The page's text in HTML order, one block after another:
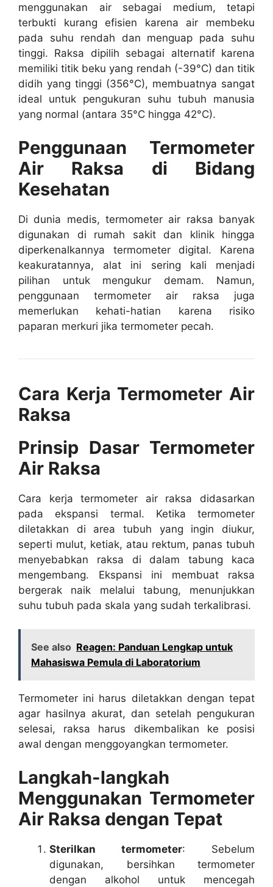
menggunakan air sebagai medium, tetapi
terbukti kurang efisien karena air membeku
pada suhu rendah dan menguap pada suhu
tinggi. Raksa dipilih sebagai alternatif karena
memiliki titik beku yang rendah (-39°C) dan titik
didih yang tinggi (356°C), membuatnya sangat
ideal untuk pengukuran suhu tubuh manusia
yang normal (antara 35°C hingga 42°C).
Penggunaan Termometer
Air Raksa di Bidang
Kesehatan
Di dunia medis, termometer air raksa banyak
digunakan di rumah sakit dan klinik hingga
diperkenalkannya termometer digital. Karena
keakuratannya, alat ini sering kali menjadi
pilihan untuk mengukur demam. Namun,
penggunaan termometer air raksa juga
memerlukan kehati-hatian karena risiko
paparan merkuri jika termometer pecah.
Cara Kerja Termometer Air
Raksa
Prinsip Dasar Termometer
Air Raksa
Cara kerja termometer air raksa didasarkan
pada ekspansi termal. Ketika termometer
diletakkan di area tubuh yang ingin diukur,
seperti mulut, ketiak, atau rektum, panas tubuh
menyebabkan raksa di dalam tabung kaca
mengembang. Ekspansi ini membuat raksa
bergerak naik melalui tabung, menunjukkan
suhu tubuh pada skala yang sudah terkalibrasi.
See also Reagen: Panduan Lengkap untuk
Mahasiswa Pemula di Laboratorium
Termometer ini harus diletakkan dengan tepat
agar hasilnya akurat, dan setelah pengukuran
selesai, raksa harus dikembalikan ke posisi
awal dengan menggoyangkan termometer.
Langkah-langkah
Menggunakan Termometer
Air Raksa dengan Tepat
Sterilkan termometer: Sebelum
digunakan, bersihkan termometer
dengan alkohol untuk mencegah